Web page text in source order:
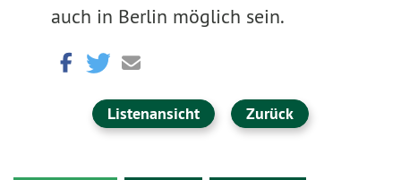
auch in Berlin möglich sein.
Listenansicht Zurück